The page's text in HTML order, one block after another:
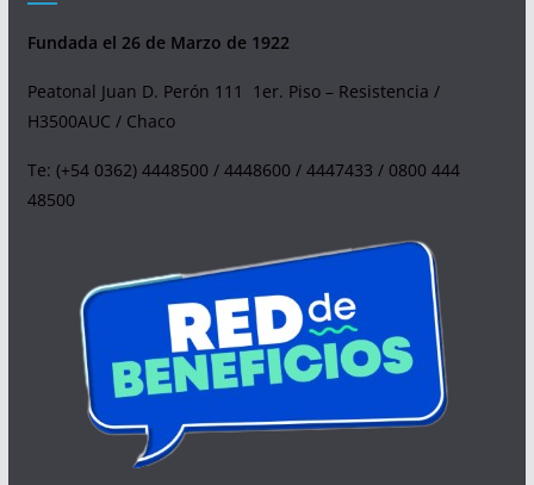
Fundada el 26 de Marzo de 1922
Peatonal Juan D. Perón 111 1er. Piso – Resistencia /
H3500AUC / Chaco
Te: (+54 0362) 4448500 / 4448600 / 4447433 / 0800 444
48500